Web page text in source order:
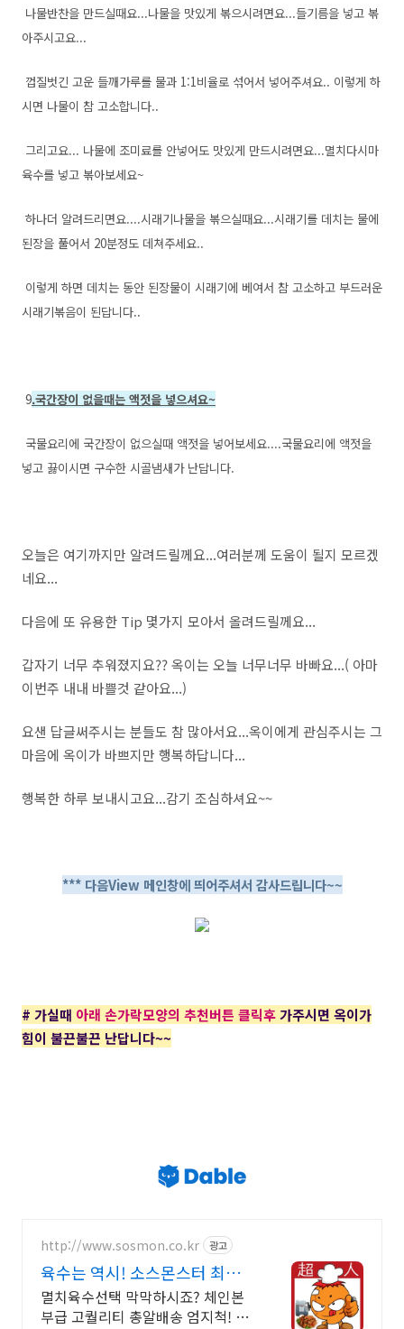
나물반찬을 만드실때요...나물을 맛있게 볶으시려면요...들기름을 넣고 볶
아주시고요...
껍질벗긴 고운 들깨가루를 물과 1:1비율로 섞어서 넣어주셔요.. 이렇게 하
시면 나물이 참 고소합니다..
그리고요... 나물에 조미료를 안넣어도 맛있게 만드시려면요...멸치다시마
육수를 넣고 볶아보세요~
하나더 알려드리면요....시래기나물을 볶으실때요...시래기를 데치는 물에
된장을 풀어서 20분정도 데쳐주세요..
이렇게 하면 데치는 동안 된장물이 시래기에 베여서 참 고소하고 부드러운
시래기볶음이 된답니다..
9.국간장이 없을때는 액젓을 넣으셔요~
국물요리에 국간장이 없으실때 액젓을 넣어보세요....국물요리에 액젓을
넣고 끓이시면 구수한 시골냄새가 난답니다.
오늘은 여기까지만 알려드릴께요...여러분께 도움이 될지 모르겠
네요...
다음에 또 유용한 Tip 몇가지 모아서 올려드릴께요...
갑자기 너무 추워졌지요?? 옥이는 오늘 너무너무 바빠요...( 아마
이번주 내내 바쁠것 같아요...)
요샌 답글써주시는 분들도 참 많아서요...옥이에게 관심주시는 그
마음에 옥이가 바쁘지만 행복하답니다...
행복한 하루 보내시고요...감기 조심하셔요~~
*** 다음View 메인창에 띄어주셔서 감사드립니다~~
# 가실때 아래 손가락모양의 추천버튼 클릭후가주시면 옥이가
힘이 불끈불끈 난답니다~~
http://www.sosmon.co.kr 광고
육수는 역시! 소스몬스터 최고
급 퀄리티 보장,무료샘플
멸치육수선택 막막하시죠? 체인본
부급 고퀄리티 총알배송 엄지척! 무